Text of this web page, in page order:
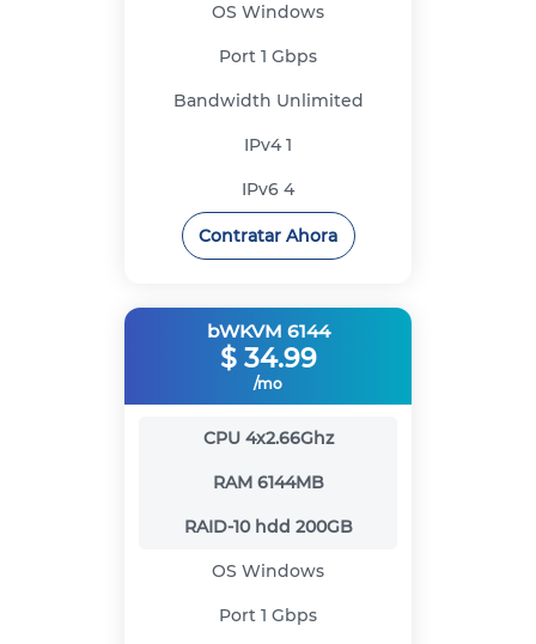
OS Windows
Port 1 Gbps
Bandwidth Unlimited
IPv41
IPv6 4
Contratar Ahora
bWKVM 6144
$ 34.99
/mo
CPU 4x2.66Ghz
RAM 6144MB
RAID-10 hdd 200GB
OS Windows
Port 1 Gbps